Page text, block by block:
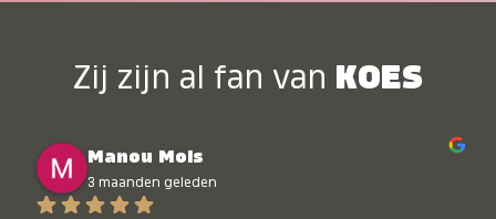
Zij zijn al fan van KOES
Manou Mols
3 maanden geleden